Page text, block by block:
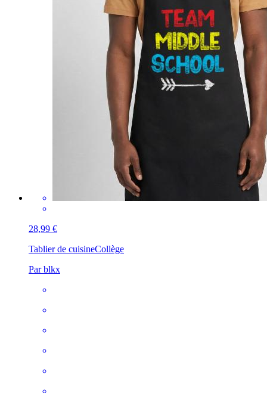
28,99 €
Tablier de cuisineCollège
Par blkx